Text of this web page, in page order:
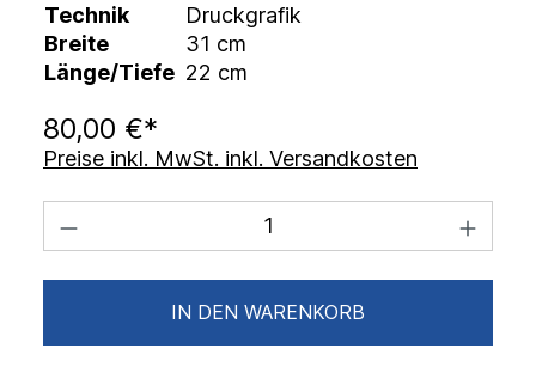
Technik
Druckgrafik
Breite
31 cm
Länge/Tiefe 22 cm
80,00 €*
Preise inkl. MwSt. inkl. Versandkosten
IN DEN WARENKORB